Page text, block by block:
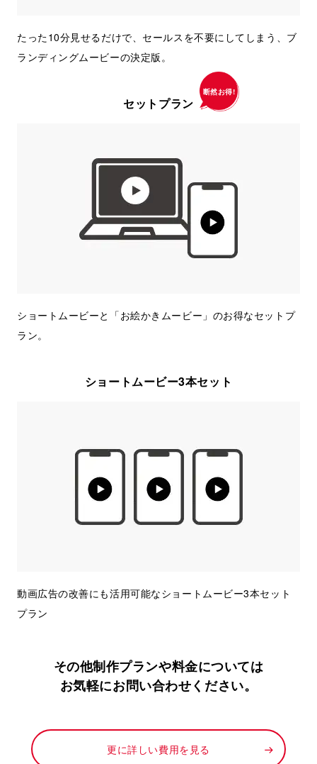
たった10分見せるだけで、セールスを不要にしてしまう、ブ
ランディングムービーの決定版。
セットプラン
断然お得!
ショートムービーと「お絵かきムービー」のお得なセットプ
ラン。
ショートムービー3本セット
動画広告の改善にも活用可能なショートムービー3本セット
プラン
その他制作プランや料金については
お気軽にお問い合わせください。
更に詳しい費用を見る